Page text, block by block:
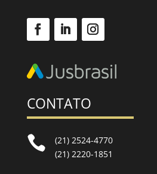
CONTATO

(21) 2524-4770
(21) 2220-1851